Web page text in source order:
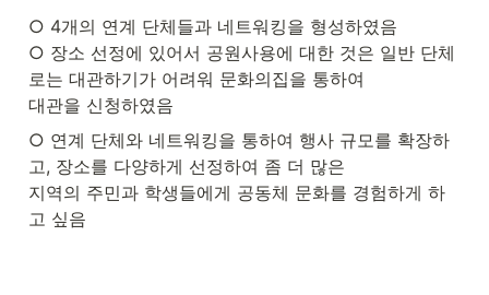
○ 4개의 연계 단체들과 네트워킹을 형성하였음
○ 장소 선정에 있어서 공원사용에 대한 것은 일반 단체
로는 대관하기가 어려워 문화의집을 통하여
대관을 신청하였음
○ 연계 단체와 네트워킹을 통하여 행사 규모를 확장하
고, 장소를 다양하게 선정하여 좀 더 많은
지역의 주민과 학생들에게 공동체 문화를 경험하게 하
고 싶음